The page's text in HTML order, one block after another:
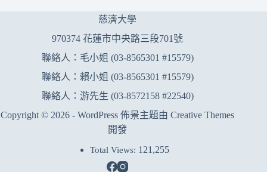
慈濟大學
970374 花蓮市中央路三段701號
聯絡人：毛小姐 (03-8565301 #15579)
聯絡人：賴小姐 (03-8565301 #15579)
聯絡人：游先生 (03-8572158 #22540)
Copyright © 2026 - WordPress 佈景主題由Creative Themes
開發
Total Views: 121,255